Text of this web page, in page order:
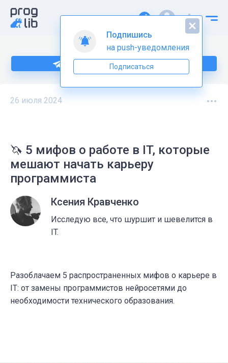
Подпишитесь на нас в Telegram
26 июля 2024
🦄 5 мифов о работе в IT, которые
мешают начать карьеру
программиста
Ксения Кравченко
Исследую все, что шуршит и шевелится в
IT.
Разоблачаем 5 распространенных мифов о карьере в
IT: от замены программистов нейросетями до
необходимости технического образования.
Подпишись
на push-уведомления
Подписаться